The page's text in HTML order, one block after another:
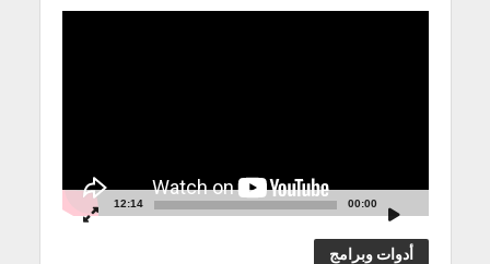
00:00
12:14
أدوات وبرامج